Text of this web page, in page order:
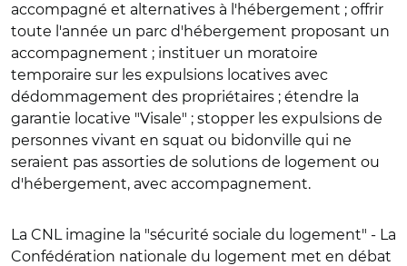
accompagné et alternatives à l'hébergement ; offrir
toute l'année un parc d'hébergement proposant un
accompagnement ; instituer un moratoire
temporaire sur les expulsions locatives avec
dédommagement des propriétaires ; étendre la
garantie locative "Visale" ; stopper les expulsions de
personnes vivant en squat ou bidonville qui ne
seraient pas assorties de solutions de logement ou
d'hébergement, avec accompagnement.
La CNL imagine la "sécurité sociale du logement" - La
Confédération nationale du logement met en débat